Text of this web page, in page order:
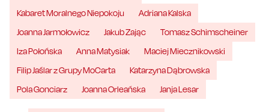
Kabaret Moralnego Niepokoju
Adriana Kalska
Joanna Jarmołowicz
Jakub Zając
Tomasz Schimscheiner
Iza Połońska
Anna Matysiak
Maciej Miecznikowski
Filip Jaślar z Grupy MoCarta
Katarzyna Dąbrowska
Pola Gonciarz
Joanna Orleańska Janja Lesar